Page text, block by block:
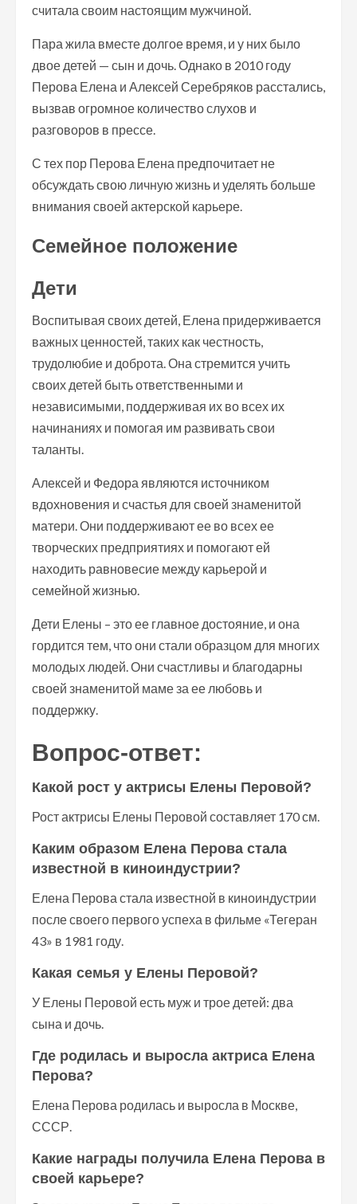
считала своим настоящим мужчиной.
Пара жила вместе долгое время, и у них было
двое детей — сын и дочь. Однако в 2010 году
Перова Елена и Алексей Серебряков расстались,
вызвав огромное количество слухов и
разговоров в прессе.
С тех пор Перова Елена предпочитает не
обсуждать свою личную жизнь и уделять больше
внимания своей актерской карьере.
Семейное положение
Дети
Воспитывая своих детей, Елена придерживается
важных ценностей, таких как честность,
трудолюбие и доброта. Она стремится учить
своих детей быть ответственными и
независимыми, поддерживая их во всех их
начинаниях и помогая им развивать свои
таланты.
Алексей и Федора являются источником
вдохновения и счастья для своей знаменитой
матери. Они поддерживают ее во всех ее
творческих предприятиях и помогают ей
находить равновесие между карьерой и
семейной жизнью.
Дети Елены – это ее главное достояние, и она
гордится тем, что они стали образцом для многих
молодых людей. Они счастливы и благодарны
своей знаменитой маме за ее любовь и
поддержку.
Вопрос-ответ:
Какой рост у актрисы Елены Перовой?
Рост актрисы Елены Перовой составляет 170 см.
Каким образом Елена Перова стала
известной в киноиндустрии?
Елена Перова стала известной в киноиндустрии
после своего первого успеха в фильме «Тегеран
43» в 1981 году.
Какая семья у Елены Перовой?
У Елены Перовой есть муж и трое детей: два
сына и дочь.
Где родилась и выросла актриса Елена
Перова?
Елена Перова родилась и выросла в Москве,
СССР.
Какие награды получила Елена Перова в
своей карьере?